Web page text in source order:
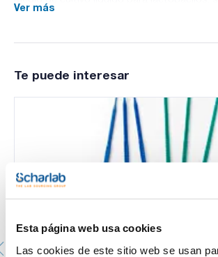
Esta página web usa cookies
Las cookies de este sitio web se usan
Rogosa y Sharpe.
Ver más
Te puede interesar